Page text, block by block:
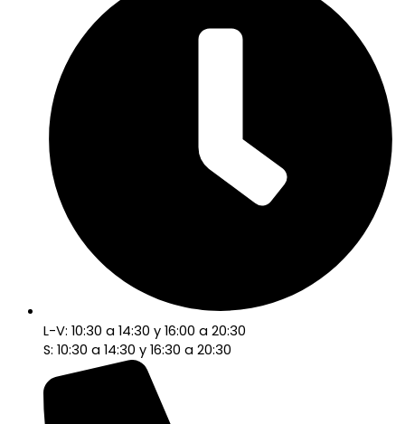
L-V: 10:30 a 14:30 y 16:00 a 20:30
S: 10:30 a 14:30 y 16:30 a 20:30